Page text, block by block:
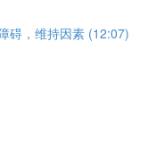
碍，维持因素 (12:07)